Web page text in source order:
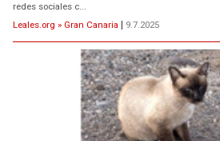
redes sociales c...
Leales.org » Gran Canaria | 9.7.2025